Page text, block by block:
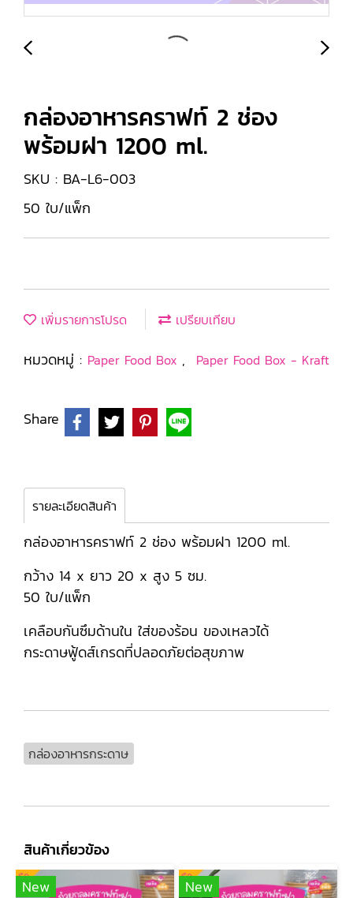
กล่องอาหารคราฟท์ 2 ช่อง
พร้อมฝา 1200 ml.
SKU : BA-L6-003
50 ใบ/แพ็ก
เพิ่มรายการโปรด เปรียบเทียบ
หมวดหมู่ : Paper Food Box , Paper Food Box - Kraft
Share
รายละเอียดสินค้า
กล่องอาหารคราฟท์ 2 ช่อง พร้อมฝา 1200 ml.
กว้าง 14 x ยาว 20 x สูง 5 ซม.
50 ใบ/แพ็ก
เคลือบกันซึมด้านใน ใส่ของร้อน ของเหลวได้
กระดาษฟู้ดส์เกรดที่ปลอดภัยต่อสุขภาพ
กล่องอาหารกระดาษ
สินค้าเกี่ยวข้อง
New
New